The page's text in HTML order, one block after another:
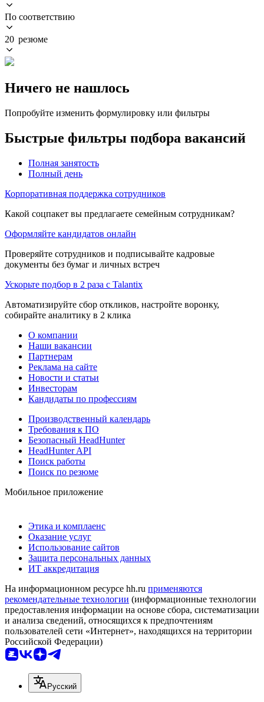
По соответствию
20 резюме
Ничего не нашлось
Попробуйте изменить формулировку или фильтры
Быстрые фильтры подбора вакансий
Полная занятость
Полный день
Корпоративная поддержка сотрудников
Какой соцпакет вы предлагаете семейным сотрудникам?
Оформляйте кандидатов онлайн
Проверяйте сотрудников и подписывайте кадровые
документы без бумаг и личных встреч
Ускорьте подбор в 2 раза с Talantix
Автоматизируйте сбор откликов, настройте воронку,
собирайте аналитику в 2 клика
О компании
Наши вакансии
Партнерам
Реклама на сайте
Новости и статьи
Инвесторам
Кандидаты по профессиям
Производственный календарь
Требования к ПО
Безопасный HeadHunter
HeadHunter API
Поиск работы
Поиск по резюме
Мобильное приложение
Этика и комплаенс
Оказание услуг
Использование сайтов
Защита персональных данных
ИТ аккредитация
На информационном ресурсе hh.ru применяются
рекомендательные технологии (информационные технологии
предоставления информации на основе сбора, систематизации
и анализа сведений, относящихся к предпочтениям
пользователей сети «Интернет», находящихся на территории
Российской Федерации)
Русский